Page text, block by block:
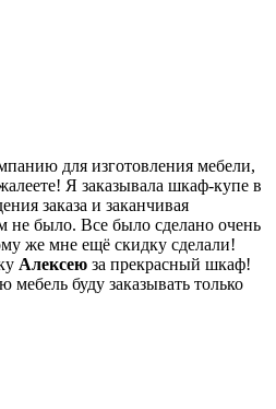
для изготовления мебели,
Я заказывала шкаф-купе в
заказа и заканчивая
не было. Все было сделано очень
же мне ещё скидку сделали!
Алексею за прекрасный шкаф!
мебель буду заказывать только